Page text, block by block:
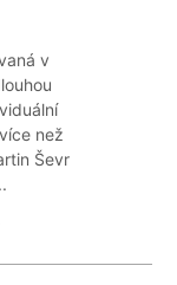
v
než
Ševr